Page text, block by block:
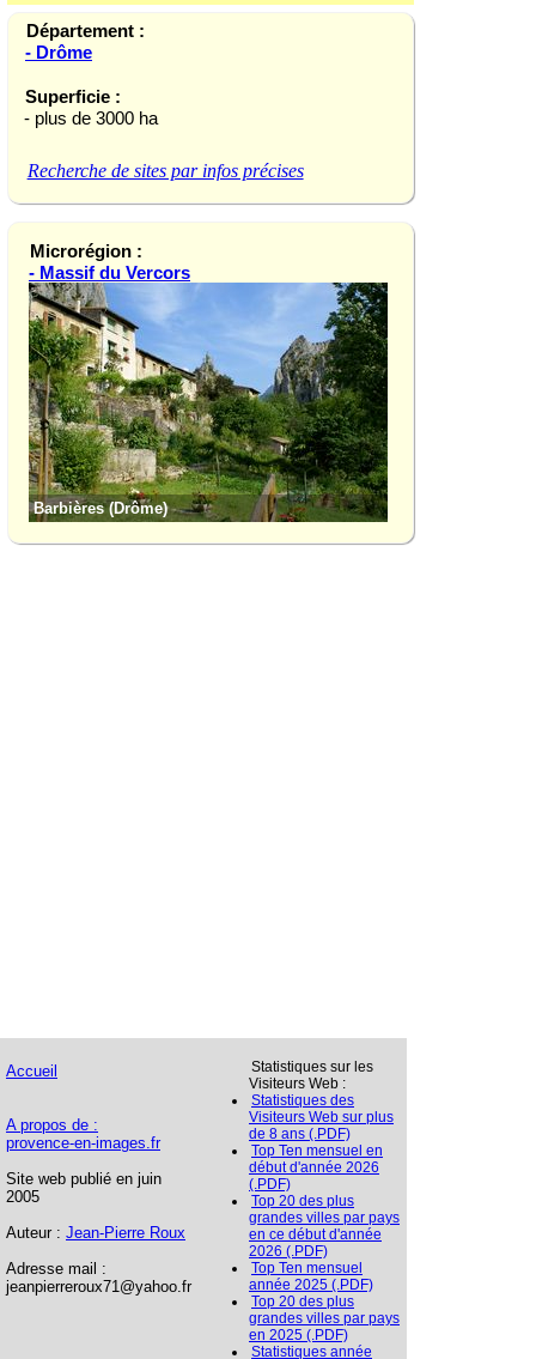
Département :
- Drôme
Superficie :
- plus de 3000 ha
Recherche de sites par infos précises
Microrégion :
- Massif du Vercors
Barbières (Drôme)
Accueil
A propos de :
provence-en-images.fr
Site web publié en juin
2005
Auteur : Jean-Pierre Roux
Adresse mail :
jeanpierreroux71@yahoo.fr
Statistiques sur les
Visiteurs Web :
Statistiques des
Visiteurs Web sur plus
de 8 ans (.PDF)
Top Ten mensuel en
début d'année 2026
(.PDF)
Top 20 des plus
grandes villes par pays
en ce début d'année
2026 (.PDF)
Top Ten mensuel
année 2025 (.PDF)
Top 20 des plus
grandes villes par pays
en 2025 (.PDF)
Statistiques année